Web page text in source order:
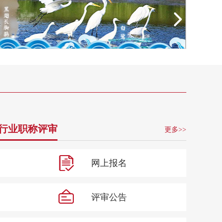
业职称评审 更多>>
网上报名
评审公告